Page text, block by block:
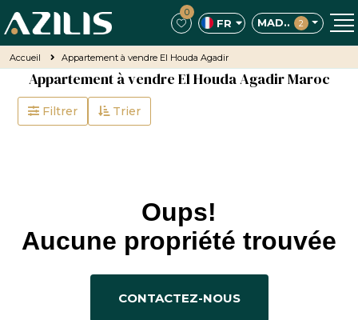
0
FR MAD.. 2
Accueil Appartement à vendre El Houda Agadir
Appartement à vendre El Houda Agadir Maroc
Filtrer Trier
Oups!
Aucune propriété trouvée
CONTACTEZ-NOUS